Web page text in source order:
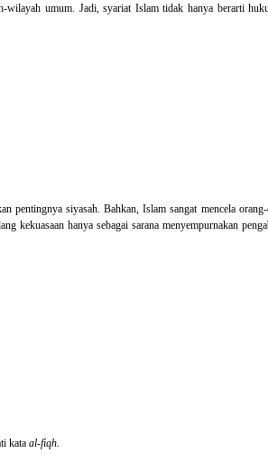
umum. Jadi, syariat Islam tidak hanya berarti
pentingnya siyasah. Bahkan, Islam sangat mencela
kekuasaan hanya sebagai sarana menyempurnakan
kata al-fiqh.